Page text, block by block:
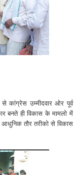
कांग्रेस उम्मीदवार ओर पूर्व
बनते ही विकास के मामलो में
आधुनिक तौर तरीको से विकास